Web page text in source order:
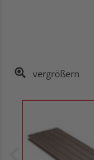
vergrößern